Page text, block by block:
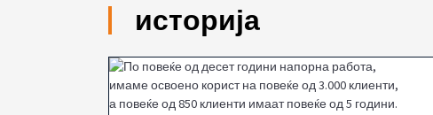
историја